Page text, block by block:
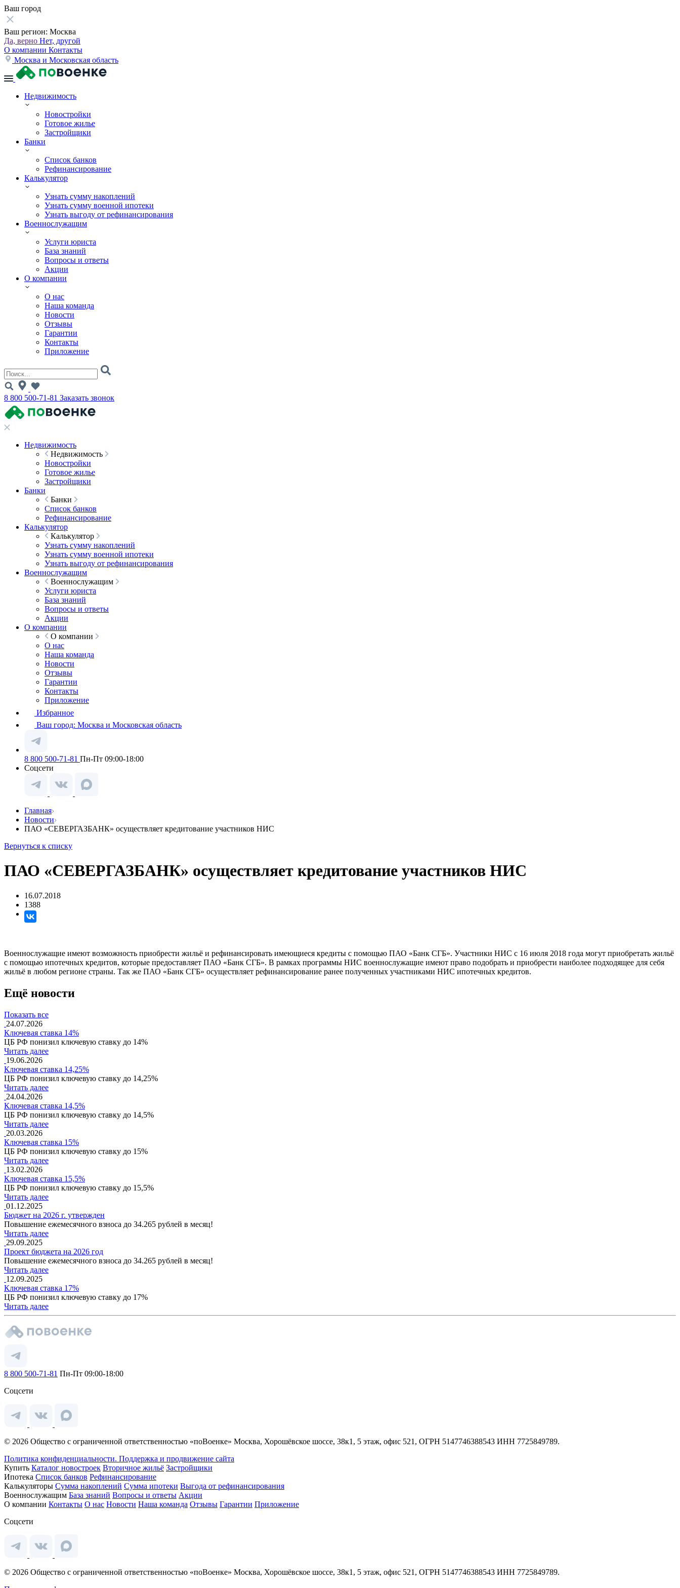
Ваш город
Ваш регион: Москва
Да, верно Нет, другой
О компании Контакты
Москва и Московская область
Недвижимость
Новостройки
Готовое жилье
Застройщики
Банки
Список банков
Рефинансирование
Калькулятор
Узнать сумму накоплений
Узнать сумму военной ипотеки
Узнать выгоду от рефинансирования
Военнослужащим
Услуги юриста
База знаний
Вопросы и ответы
Акции
О компании
О нас
Наша команда
Новости
Отзывы
Гарантии
Контакты
Приложение
8 800 500-71-81 Заказать звонок
Недвижимость
Недвижимость
Новостройки
Готовое жилье
Застройщики
Банки
Банки
Список банков
Рефинансирование
Калькулятор
Калькулятор
Узнать сумму накоплений
Узнать сумму военной ипотеки
Узнать выгоду от рефинансирования
Военнослужащим
Военнослужащим
Услуги юриста
База знаний
Вопросы и ответы
Акции
О компании
О компании
О нас
Наша команда
Новости
Отзывы
Гарантии
Контакты
Приложение
Избранное
Ваш город: Москва и Московская область
8 800 500-71-81 Пн-Пт 09:00-18:00
Соцсети
Главная
Новости
ПАО «СЕВЕРГАЗБАНК» осуществляет кредитование участников НИС
Вернуться к списку
ПАО «СЕВЕРГАЗБАНК» осуществляет кредитование участников НИС
16.07.2018
1388
Военнослужащие имеют возможность приобрести жильё и рефинансировать имеющиеся кредиты с помощью ПАО «Банк СГБ». Участники НИС с 16 июля 2018 года могут приобретать жильё
с помощью ипотечных кредитов, которые предоставляет ПАО «Банк СГБ». В рамках программы НИС военнослужащие имеют право подобрать и приобрести наиболее подходящее для себя
жильё в любом регионе страны. Так же ПАО «Банк СГБ» осуществляет рефинансирование ранее полученных участниками НИС ипотечных кредитов.
Ещё новости
Показать все
24.07.2026
Ключевая ставка 14%
ЦБ РФ понизил ключевую ставку до 14%
Читать далее
19.06.2026
Ключевая ставка 14,25%
ЦБ РФ понизил ключевую ставку до 14,25%
Читать далее
24.04.2026
Ключевая ставка 14,5%
ЦБ РФ понизил ключевую ставку до 14,5%
Читать далее
20.03.2026
Ключевая ставка 15%
ЦБ РФ понизил ключевую ставку до 15%
Читать далее
13.02.2026
Ключевая ставка 15,5%
ЦБ РФ понизил ключевую ставку до 15,5%
Читать далее
01.12.2025
Бюджет на 2026 г. утвержден
Повышение ежемесячного взноса до 34.265 рублей в месяц!
Читать далее
29.09.2025
Проект бюджета на 2026 год
Повышение ежемесячного взноса до 34.265 рублей в месяц!
Читать далее
12.09.2025
Ключевая ставка 17%
ЦБ РФ понизил ключевую ставку до 17%
Читать далее
8 800 500-71-81 Пн-Пт 09:00-18:00
Соцсети
© 2026 Общество с ограниченной ответственностью «поВоенке» Москва, Хорошёвское шоссе, 38к1, 5 этаж, офис 521, ОГРН 5147746388543 ИНН 7725849789.
Политика конфиденциальности. Поддержка и продвижение сайта
Купить Каталог новостроек Вторичное жильё Застройщики
Ипотека Список банков Рефинансирование
Калькуляторы Сумма накоплений Сумма ипотеки Выгода от рефинансирования
Военнослужащим База знаний Вопросы и ответы Акции
О компании Контакты О нас Новости Наша команда Отзывы Гарантии Приложение
Соцсети
© 2026 Общество с ограниченной ответственностью «поВоенке» Москва, Хорошёвское шоссе, 38к1, 5 этаж, офис 521, ОГРН 5147746388543 ИНН 7725849789.